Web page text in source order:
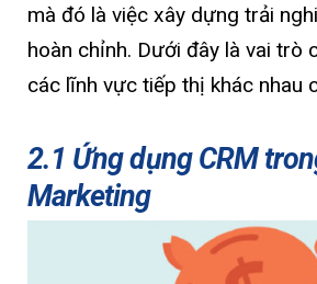
mà đó là việc xây dựng trải
hoàn chỉnh. Dưới đây là vai trò
các lĩnh vực tiếp thị khác nhau
2.1 Ứng dụng CRM
Marketing